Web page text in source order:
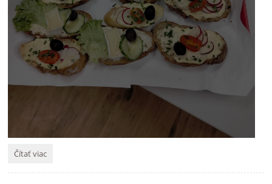
Deň
výživy:
Čítať viac